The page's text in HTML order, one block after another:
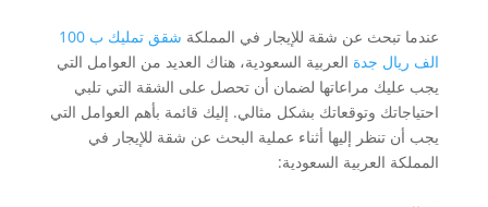
عندما تبحث عن شقة للإيجار في المملكة
شقق تمليك ب 100
الف ريال جدة العربية السعودية، هناك العديد من العوامل التي
يجب عليك مراعاتها لضمان أن تحصل على الشقة التي تلبي
احتياجاتك وتوقعاتك بشكل مثالي. إليك قائمة بأهم العوامل التي
يجب أن تنظر إليها أثناء عملية البحث عن شقة للإيجار في
المملكة العربية السعودية: